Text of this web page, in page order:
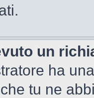
un
ha
tu ne